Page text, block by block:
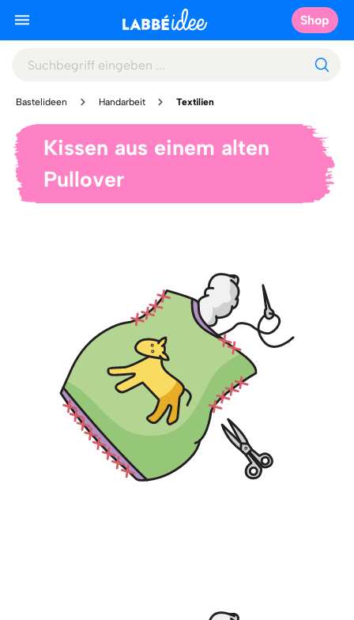
Shop
Bastelideen Handarbeit Textilien
Kissen aus einem alten
Pullover